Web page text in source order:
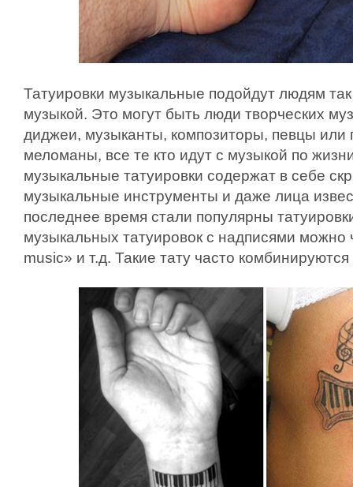
Татуировки музыкальные подойдут людям
музыкой. Это могут быть люди творческих
диджеи, музыканты, композиторы, певцы или
меломаны, все те кто идут с музыкой по
музыкальные татуировки содержат в себе
музыкальные инструменты и даже лица
последнее время стали популярны
музыкальных татуировок с надписями можно
music» и т.д. Такие тату часто